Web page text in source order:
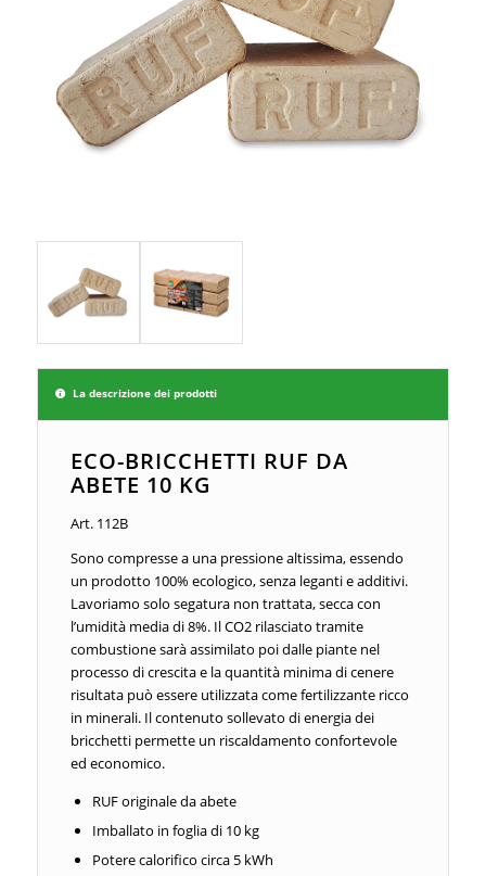
La descrizione dei prodotti
ECO-BRICCHETTI RUF DA
ABETE 10 KG
Art. 112B
Sono compresse a una pressione altissima, essendo
un prodotto 100% ecologico, senza leganti e additivi.
Lavoriamo solo segatura non trattata, secca con
l’umidità media di 8%. Il CO2 rilasciato tramite
combustione sarà assimilato poi dalle piante nel
processo di crescita e la quantità minima di cenere
risultata può essere utilizzata come fertilizzante ricco
in minerali. Il contenuto sollevato di energia dei
bricchetti permette un riscaldamento confortevole
ed economico.
RUF originale da abete
Imballato in foglia di 10 kg
Potere calorifico circa 5 kWh